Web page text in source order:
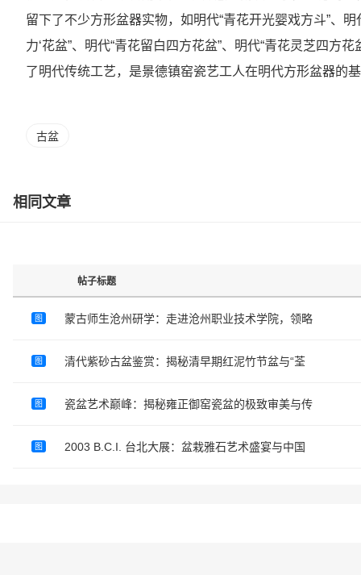
留下了不少方形盆器实物，如明代“青花开光婴戏方斗”、
力‘花盆”、明代“青花留白四方花盆”、明代“青花灵芝四方
了明代传统工艺，是景德镇窑瓷艺工人在明代方形盆器的
古盆
相同文章
帖子标题
图 蒙古师生沧州研学：走进沧州职业技术学院，领略
图 清代紫砂古盆鉴赏：揭秘清早期红泥竹节盆与“荃
图 瓷盆艺术巅峰：揭秘雍正御窑瓷盆的极致审美与传
图 2003 B.C.I. 台北大展：盆栽雅石艺术盛宴与中国